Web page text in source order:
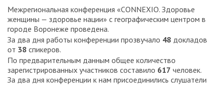
Межрегиональная конференция «CONNEXIO. Здоровье
женщины — здоровье нации» с географическим центром в
городе Воронеже проведена.
За два дня работы конференции прозвучало 48 докладов
от 38 спикеров.
По предварительным данным общее количество
зарегистрированных участников составило 617 человек.
За два дня конференции к нам присоединились слушатели